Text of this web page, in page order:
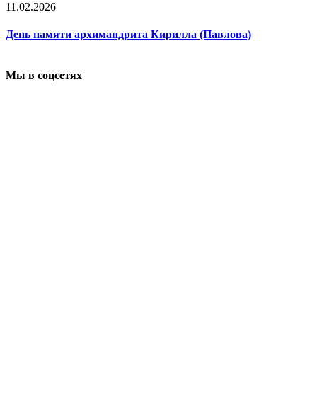
11.02.2026
День памяти архимандрита Кирилла (Павлова)
Мы в соцсетях